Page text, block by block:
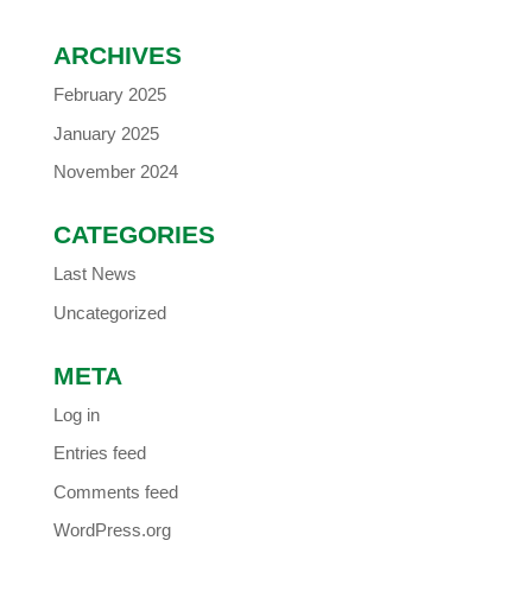
ARCHIVES
February 2025
January 2025
November 2024
CATEGORIES
Last News
Uncategorized
META
Log in
Entries feed
Comments feed
WordPress.org